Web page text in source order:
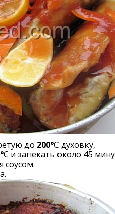
до 200°С духовку,
С и запекать около 45
соусом.